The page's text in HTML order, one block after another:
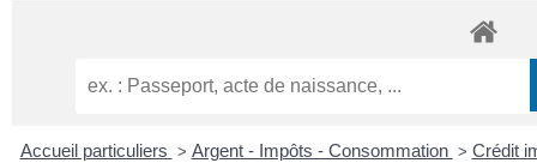
Accueil particuliers > Argent - Impôts - Consommation > Crédit